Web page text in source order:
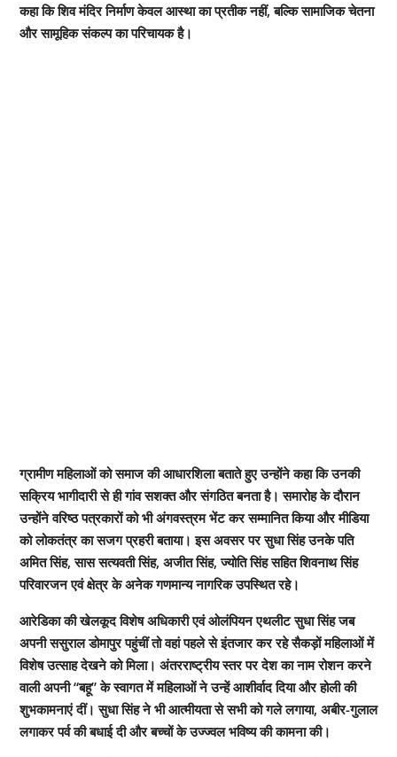
कहा कि शिव मंदिर निर्माण केवल आस्था का प्रतीक नहीं, बल्कि सामाजिक चेतना
और सामूहिक संकल्प का परिचायक है।
ग्रामीण महिलाओं को समाज की आधारशिला बताते हुए उन्होंने कहा कि उनकी
सक्रिय भागीदारी से ही गांव सशक्त और संगठित बनता है। समारोह के दौरान
उन्होंने वरिष्ठ पत्रकारों को भी अंगवस्त्रम भेंट कर सम्मानित किया और मीडिया
को लोकतंत्र का सजग प्रहरी बताया। इस अवसर पर सुधा सिंह उनके पति
अमित सिंह, सास सत्यवती सिंह, अजीत सिंह, ज्योति सिंह सहित शिवनाथ सिंह
परिवारजन एवं क्षेत्र के अनेक गणमान्य नागरिक उपस्थित रहे।
आरेडिका की खेलकूद विशेष अधिकारी एवं ओलंपियन एथलीट सुधा सिंह जब
अपनी ससुराल डोमापुर पहुंचीं तो वहां पहले से इंतजार कर रहे सैकड़ों महिलाओं में
विशेष उत्साह देखने को मिला। अंतरराष्ट्रीय स्तर पर देश का नाम रोशन करने
वाली अपनी “बहू” के स्वागत में महिलाओं ने उन्हें आशीर्वाद दिया और होली की
शुभकामनाएं दीं। सुधा सिंह ने भी आत्मीयता से सभी को गले लगाया, अबीर-गुलाल
लगाकर पर्व की बधाई दी और बच्चों के उज्ज्वल भविष्य की कामना की।